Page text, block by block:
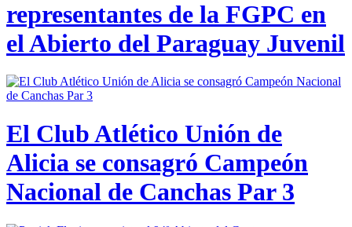
representantes de la FGPC en
el Abierto del Paraguay Juvenil
El Club Atlético Unión de
Alicia se consagró Campeón
Nacional de Canchas Par 3